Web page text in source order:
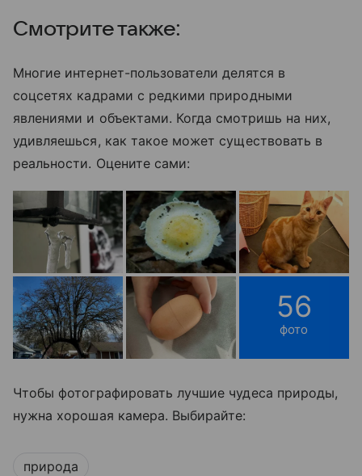
Смотрите также:
Многие интернет-пользователи делятся в
соцсетях кадрами с редкими природными
явлениями и объектами. Когда смотришь на них,
удивляешься, как такое может существовать в
реальности. Оцените сами:
56
фото
Чтобы фотографировать лучшие чудеса природы,
нужна хорошая камера. Выбирайте:
природа